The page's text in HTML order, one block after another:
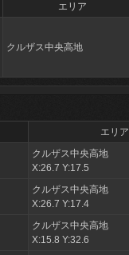
エリア
クルザス中央高地
エリア
クルザス中央高地
X:26.7 Y:17.5
クルザス中央高地
X:26.7 Y:17.4
クルザス中央高地
X:15.8 Y:32.6